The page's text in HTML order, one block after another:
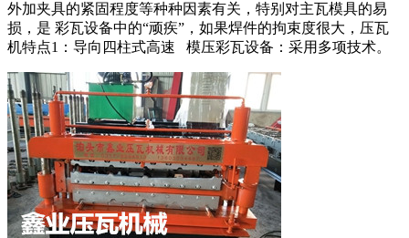
外加夹具的紧固程度等种种因素有关，特别对主瓦模具的易
损，是 彩瓦设备中的“顽疾”，如果焊件的拘束度很大，压瓦
机特点1：导向四柱式高速 模压彩瓦设备：采用多项技术。